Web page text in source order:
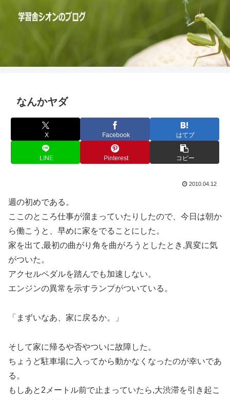
なんかヤダ
X Facebook はてブ
LINE Pinterest コピー
2010.04.12
週の初めである。
ここのところ仕事が溜まっていたりしたので、今日は朝か
ら働こうと、早めに家をでることにした。
家を出て,最初の曲がり角を曲がろうとしたとき,異変に気
がついた。
アクセルペダルを踏んでも加速しない。
エンジンの異常を示すランプがついている。
「まずいなあ、家に戻るか。」
そして家に帰るや否やついに故障した。
ちょうど駐車場に入ってから動かなくなったのが幸いであ
る。
もしあと2メートル前で止まっていたら,大渋滞を引き起こ